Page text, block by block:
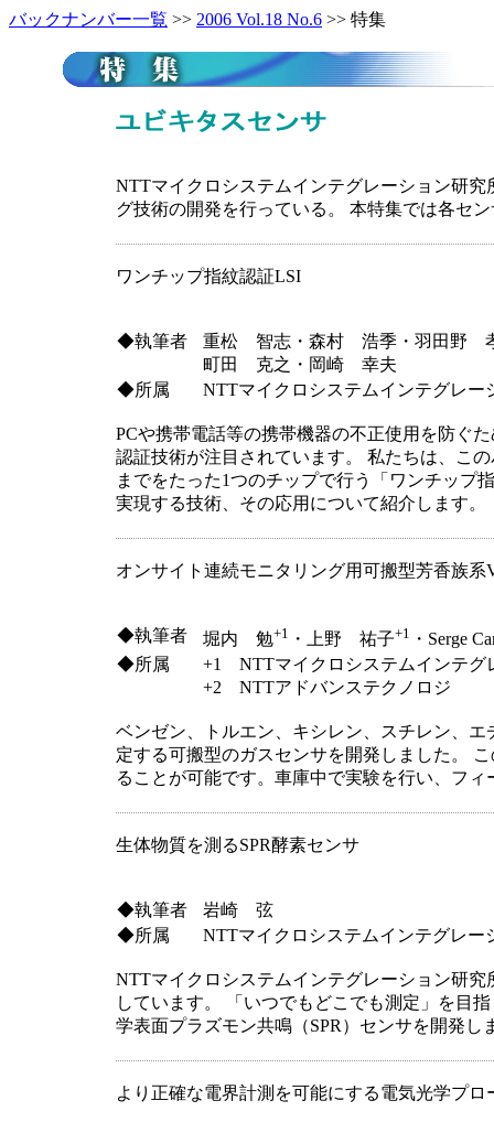
バックナンバー一覧 >> 2006 Vol.18 No.6 >> 特集
NTTマイクロシステムインテグレーション研
グ技術の開発を行っている。 本特集では各セ
ワンチップ指紋認証LSI
◆執筆者
重松 智志・森村 浩季・羽田野
町田 克之・岡崎 幸夫
◆所属
NTTマイクロシステムインテグレー
PCや携帯電話等の携帯機器の不正使用を防ぐ
認証技術が注目されています。 私たちは、こ
までをたった1つのチップで行う「ワンチップ
実現する技術、その応用について紹介します。
オンサイト連続モニタリング用可搬型芳香族系
◆執筆者 堀内 勉+1 ・上野 祐子+1 ・Serge
◆所属
+1 NTTマイクロシステムインテグ
+2 NTTアドバンステクノロジ
ベンゼン、トルエン、キシレン、スチレン、
定する可搬型のガスセンサを開発しました。
ることが可能です。車庫中で実験を行い、フ
生体物質を測るSPR酵素センサ
◆執筆者
岩崎 弦
◆所属
NTTマイクロシステムインテグレー
NTTマイクロシステムインテグレーション研
しています。 「いつでもどこでも測定」を目
学表面プラズモン共鳴（SPR）センサを開発し
より正確な電界計測を可能にする電気光学プロ